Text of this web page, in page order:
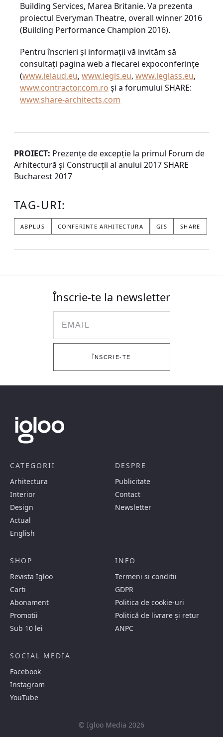
Building Services, Marea Britanie. Va prezenta
proiectul Everyman Theatre, overall winner 2016
(Building Performance Champion 2016).
Pentru înscrieri și informații vă invităm să
consultați pagina web a fiecarei expoconferințe
(www.ielaud.eu, www.iegis.eu, www.ieglass.eu,
www.contractor.com.ro și a forumului SHARE:
www.share-architects.com
PROIECT: Prezențe de excepție la primul Forum de
Arhitectură și Construcții al anului 2017 SHARE
Bucharest 2017
TAG-URI:
ABPLUS CONFERINTE ARHITECTURA GIS SHARE
Înscrie-te la newsletter
ÎNSCRIE-TE
CATEGORII
Arhitectura
Interior
Design
Actual
English
DESPRE
Publicitate
Contact
Newsletter
SHOP
Revista Igloo
Carti
Abonament
Promotii
Sub 10 lei
INFO
Termeni si conditii
GDPR
Politica de cookie-uri
Politică de livrare și retur
ANPC
SOCIAL MEDIA
Facebook
Instagram
YouTube
© Igloo Media 2026